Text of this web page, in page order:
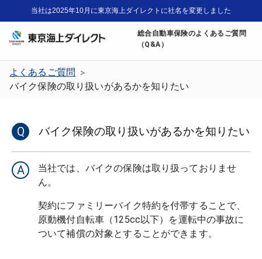
当社は2025年10月に東京海上ダイレクトに社名を変更しました
総合自動車保険のよくあるご質問
（Q&A）
よくあるご質問 >
バイク保険の取り扱いがあるかを知りたい
Q バイク保険の取り扱いがあるかを知りたい
A
当社では、バイクの保険は取り扱っておりませ
契約にファミリーバイク特約を付帯することで、
原動機付自転車（125cc以下）を運転中の事故に